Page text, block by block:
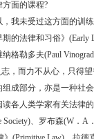
面的课程?
未受过这方面的训
的法律和习俗》
格勒多夫(Paul
，而力不从心，只得
部分，亦是一种社
各人类学家有关法律
、罗布森(W．